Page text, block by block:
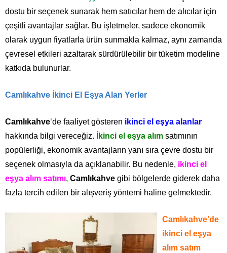
dostu bir seçenek sunarak hem satıcılar hem de alıcılar için
çeşitli avantajlar sağlar. Bu işletmeler, sadece ekonomik
olarak uygun fiyatlarla ürün sunmakla kalmaz, aynı zamanda
çevresel etkileri azaltarak sürdürülebilir bir tüketim modeline
katkıda bulunurlar.
Camlıkahve İkinci El Eşya Alan Yerler
Camlıkahve‘de faaliyet gösteren ikinci el eşya alanlar
hakkında bilgi vereceğiz.
İkinci el eşya alım satımının
popülerliği, ekonomik avantajların yanı sıra çevre dostu bir
seçenek olmasıyla da açıklanabilir. Bu nedenle, ikinci el
eşya alım satımı, Camlıkahve gibi bölgelerde giderek daha
fazla tercih edilen bir alışveriş yöntemi haline gelmektedir.
Camlıkahve’de
ikinci el eşya
alım satım